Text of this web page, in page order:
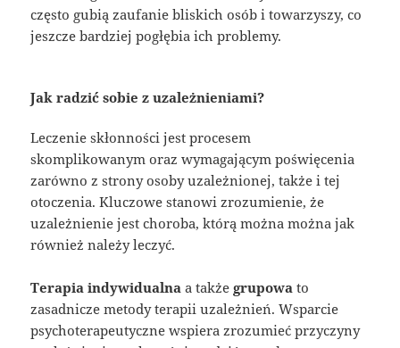
często gubią zaufanie bliskich osób i towarzyszy, co
jeszcze bardziej pogłębia ich problemy.
Jak radzić sobie z uzależnieniami?
Leczenie skłonności jest procesem
skomplikowanym oraz wymagającym poświęcenia
zarówno z strony osoby uzależnionej, także i tej
otoczenia. Kluczowe stanowi zrozumienie, że
uzależnienie jest choroba, którą można można jak
również należy leczyć.
Terapia indywidualna a takżegrupowa to
zasadnicze metody terapii uzależnień. Wsparcie
psychoterapeutyczne wspiera zrozumieć przyczyny